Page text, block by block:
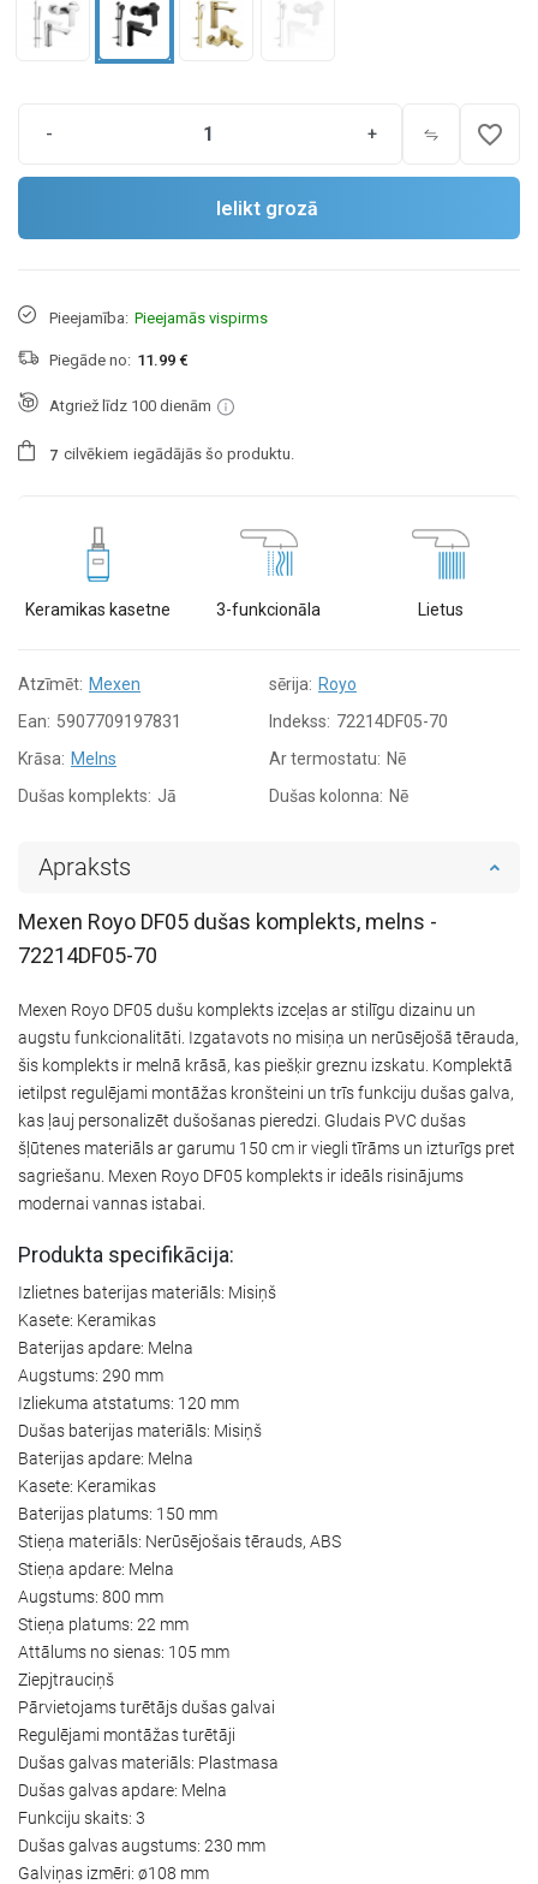
- + favorite_border
Ielikt grozā
Pieejamība: Pieejamās vispirms
Piegāde no: 11.99 €
Atgriež līdz 100 dienām
7 cilvēkiem iegādājās šo produktu.
Keramikas kasetne 3-funkcionāla Lietus
Atzīmēt: Mexen sērija: Royo
Ean: 5907709197831 Indekss: 72214DF05-70
Krāsa: Melns Ar termostatu: Nē
Dušas komplekts: Jā Dušas kolonna: Nē
Apraksts
Mexen Royo DF05 dušas komplekts, melns -
72214DF05-70
Mexen Royo DF05 dušu komplekts izceļas ar stilīgu dizainu un
augstu funkcionalitāti. Izgatavots no misiņa un nerūsējošā tērauda,
šis komplekts ir melnā krāsā, kas piešķir greznu izskatu. Komplektā
ietilpst regulējami montāžas kronšteini un trīs funkciju dušas galva,
kas ļauj personalizēt dušošanas pieredzi. Gludais PVC dušas
šļūtenes materiāls ar garumu 150 cm ir viegli tīrāms un izturīgs pret
sagriešanu. Mexen Royo DF05 komplekts ir ideāls risinājums
modernai vannas istabai.
Produkta specifikācija:
Izlietnes baterijas materiāls: Misiņš
Kasete: Keramikas
Baterijas apdare: Melna
Augstums: 290 mm
Izliekuma atstatums: 120 mm
Dušas baterijas materiāls: Misiņš
Baterijas apdare: Melna
Kasete: Keramikas
Baterijas platums: 150 mm
Stieņa materiāls: Nerūsējošais tērauds, ABS
Stieņa apdare: Melna
Augstums: 800 mm
Stieņa platums: 22 mm
Attālums no sienas: 105 mm
Ziepjtrauciņš
Pārvietojams turētājs dušas galvai
Regulējami montāžas turētāji
Dušas galvas materiāls: Plastmasa
Dušas galvas apdare: Melna
Funkciju skaits: 3
Dušas galvas augstums: 230 mm
Galviņas izmēri: ø108 mm